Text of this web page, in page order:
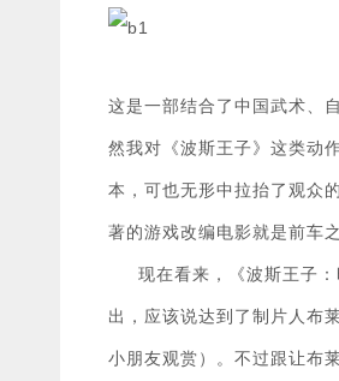
这是一部结合了中国武术、
然我对《波斯王子》这类动
本，可也无形中拉抬了观众
著的游戏改编电影就是前车
现在看来，《波斯王子：
出，应该说达到了制片人布
小朋友观赏）。不过跟让布